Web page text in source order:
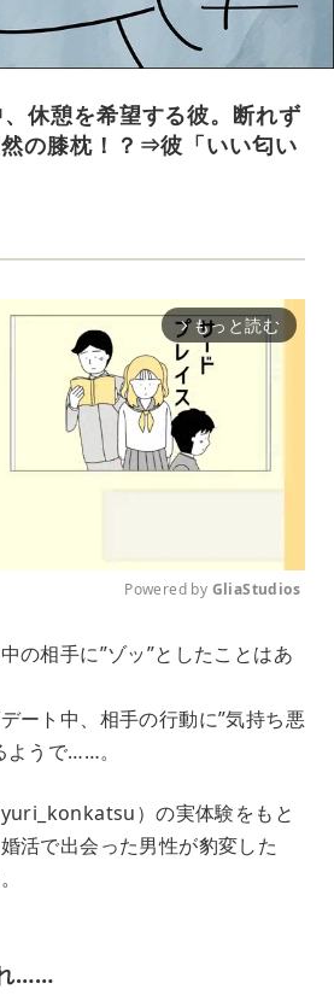
、休憩を希望する彼。断れず
の膝枕！？⇒彼「いい匂い
arrow_forward_ios もっと読む
u
e
Powered by GliaStudios
の相手に”ゾッ”としたことはあ
ート中、相手の行動に”気持ち悪
ようで……。
）の実体験をもと
活で出会った男性が豹変した
……